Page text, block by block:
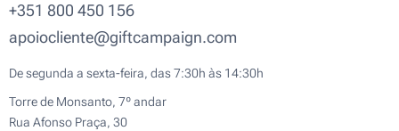
+351 800 450 156
apoiocliente@giftcampaign.com
De segunda a sexta-feira, das 7:30h às 14:30h
Torre de Monsanto, 7º andar
Rua Afonso Praça, 30